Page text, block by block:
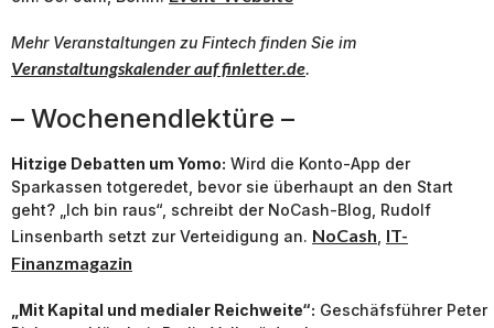
Mehr Veranstaltungen zu Fintech finden Sie im
Veranstaltungskalender auf finletter.de.
– Wochenendlektüre –
Hitzige Debatten um Yomo: Wird die Konto-App der
Sparkassen totgeredet, bevor sie überhaupt an den Start
geht? „Ich bin raus“, schreibt der NoCash-Blog, Rudolf
Linsenbarth setzt zur Verteidigung an. NoCash, IT-
Finanzmagazin
„Mit Kapital und medialer Reichweite“: Geschäfsführer Peter